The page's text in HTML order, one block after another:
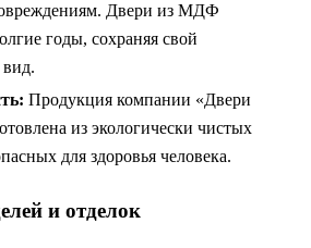
Двери из МДФ
годы, сохраняя свой
Продукция компании «Двери
из экологически чистых
для здоровья человека.
и отделок